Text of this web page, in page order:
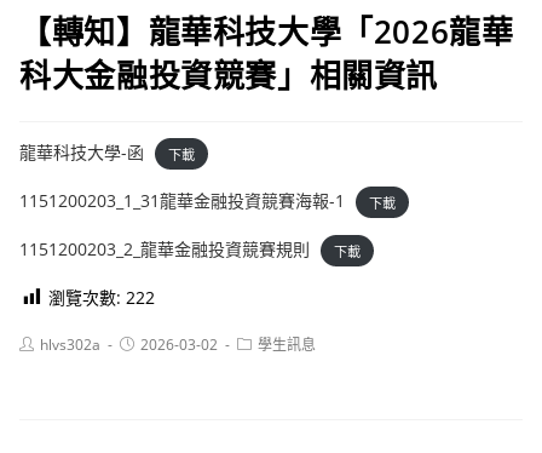
【轉知】龍華科技大學「2026龍華
科大金融投資競賽」相關資訊
龍華科技大學-函 下載
1151200203_1_31龍華金融投資競賽海報-1 下載
1151200203_2_龍華金融投資競賽規則 下載
瀏覽次數: 222
Posthlvs302a
Post2026-03-02
Post學生訊息